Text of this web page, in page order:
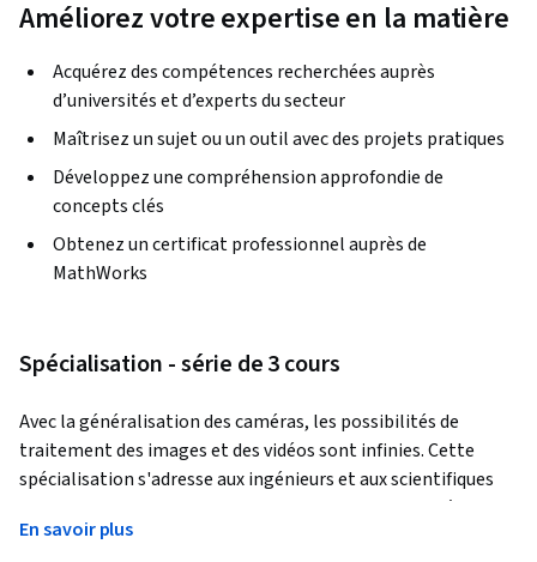
Améliorez votre expertise en la matière
Acquérez des compétences recherchées auprès
d’universités et d’experts du secteur
Maîtrisez un sujet ou un outil avec des projets pratiques
Développez une compréhension approfondie de
concepts clés
Obtenez un certificat professionnel auprès de
MathWorks
Spécialisation - série de 3 cours
Avec la généralisation des caméras, les possibilités de
traitement des images et des vidéos sont infinies. Cette
spécialisation s'adresse aux ingénieurs et aux scientifiques
qui doivent analyser, concevoir et construire des systèmes
utilisant des images ou des vidéos. Vous explorerez des
En savoir plus